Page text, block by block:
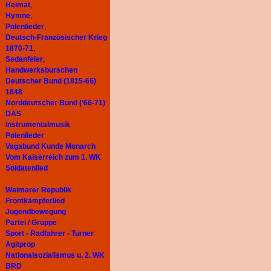
Heimat,
Hymne,
Polenlieder,
Deutsch-Französischer Krieg
1870-71,
Sedanfeier,
Handwerksburschen
Deutscher Bund (1815-66)
1848
Norddeutscher Bund (‘66-71)
DAS
Instrumentalmusik
Polenlieder
Vagabund Kunde Monarch
Vom Kaiserreich zum 1. WK
Soldatenlied
Weimarer Republik
Frontkämpferlied
Jugendbewegung
Partei / Gruppe
Sport - Radfahrer - Turner
Agitprop
Nationalsozialismus u. 2. WK
BRD